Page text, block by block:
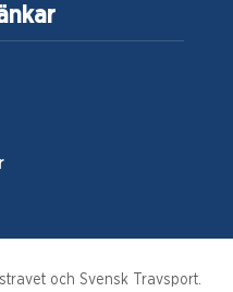
och Svensk Travsport.